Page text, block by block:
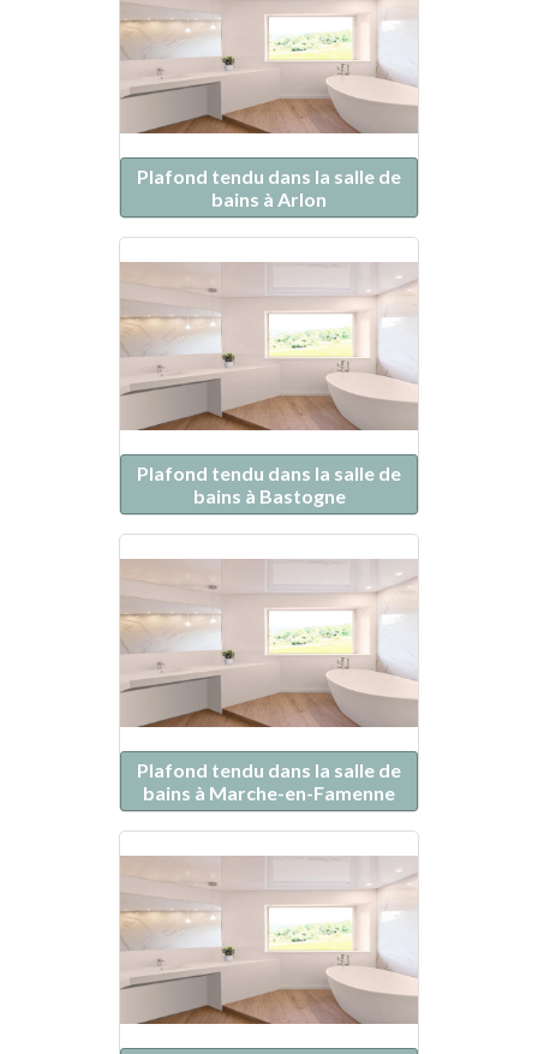
Plafond tendu dans la salle de
bains à Arlon
Plafond tendu dans la salle de
bains à Bastogne
Plafond tendu dans la salle de
bains à Marche-en-Famenne